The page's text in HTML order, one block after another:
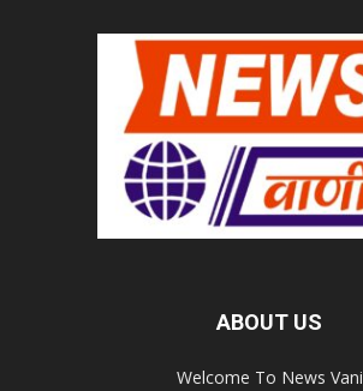
ABOUT US
Welcome To News Vani